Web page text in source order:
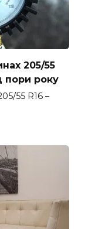
205/55
пори року
55 R16 –